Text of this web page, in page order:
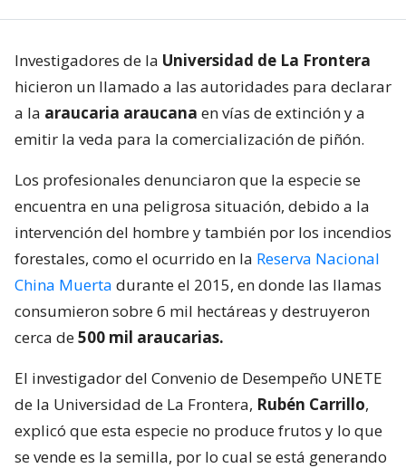
Investigadores de la Universidad de La Frontera
hicieron un llamado a las autoridades para declarar
a la araucaria araucana en vías de extinción y a
emitir la veda para la comercialización de piñón.
Los profesionales denunciaron que la especie se
encuentra en una peligrosa situación, debido a la
intervención del hombre y también por los incendios
forestales, como el ocurrido en la Reserva Nacional
China Muerta durante el 2015, en donde las llamas
consumieron sobre 6 mil hectáreas y destruyeron
cerca de500 mil araucarias.
El investigador del Convenio de Desempeño UNETE
de la Universidad de La Frontera, Rubén Carrillo,
explicó que esta especie no produce frutos y lo que
se vende es la semilla, por lo cual se está generando